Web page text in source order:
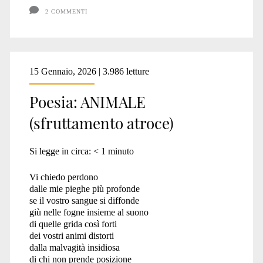
cambia
scompare
2 COMMENTI
15 Gennaio, 2026 | 3.986 letture
Poesia: ANIMALE
(sfruttamento atroce)
Si legge in circa: < 1 minuto
Vi chiedo perdono
dalle mie pieghe più profonde
se il vostro sangue si diffonde
giù nelle fogne insieme al suono
di quelle grida così forti
dei vostri animi distorti
dalla malvagità insidiosa
di chi non prende posizione